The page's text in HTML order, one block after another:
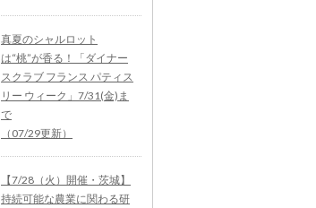
真夏のシャルロット
は“桃”が香る！「ダイナー
スクラブ フランス パティス
リー ウィーク」7/31(金)ま
で
（07/29更新）
【7/28（火）開催・茨城】
持続可能な農業に関わる研